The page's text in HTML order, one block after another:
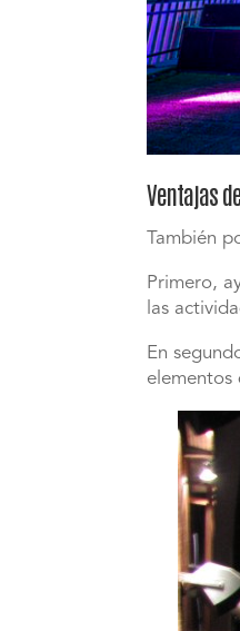
Ventajas
También
Primero,
las
En
elementos